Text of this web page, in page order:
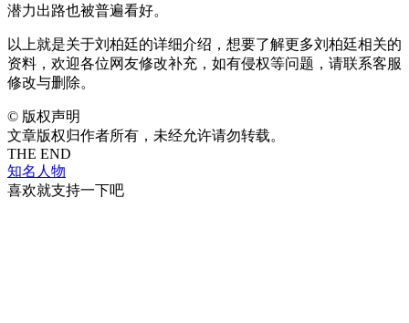
潜力出路也被普遍看好。
以上就是关于刘柏廷的详细介绍，想要了解更多刘柏廷相关的
资料，欢迎各位网友修改补充，如有侵权等问题，请联系客服
修改与删除。
© 版权声明
文章版权归作者所有，未经允许请勿转载。
THE END
知名人物
喜欢就支持一下吧